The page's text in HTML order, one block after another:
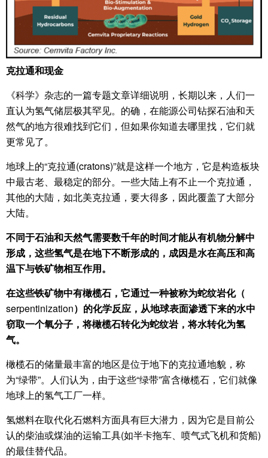
克拉通和现金
《科学》杂志的一篇专题文章详细说明，长期以来，人们一
直认为氢气储层极其罕见。的确，在能源公司钻探石油和天
然气的地方很难找到它们，但如果你知道去哪里找，它们就
更常见了。
地球上的“克拉通(cratons)”就是这样一个地方，它是构造板块
中最古老、最稳定的部分。一些大陆上有不止一个克拉通，
其他的大陆，如北美克拉通，要大得多，因此覆盖了大部分
大陆。
不同于石油和天然气需要数千年的时间才能从有机物分解中
形成，这些氢气是在地下不断形成的，成因是水在高压和高
温下与铁矿物相互作用。
在这些铁矿物中有橄榄石，它通过一种被称为蛇纹岩化（
serpentinization）的化学反应，从地球表面渗透下来的水中
窃取一个氧分子，将橄榄石转化为蛇纹岩，将水转化为氢
气。
橄榄石的储量最丰富的地区是位于地下的克拉通地貌，称
为“绿带”。人们认为，由于这些“绿带”富含橄榄石，它们就像
地球上的氢气工厂一样。
氢燃料在取代化石燃料方面具有巨大潜力，因为它是目前公
认的柴油或煤油的运输工具(如半卡拖车、喷气式飞机和货船)
的最佳替代品。